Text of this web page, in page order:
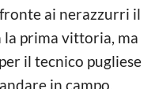
ai nerazzurri il
la prima vittoria, ma
il tecnico pugliese
in campo.